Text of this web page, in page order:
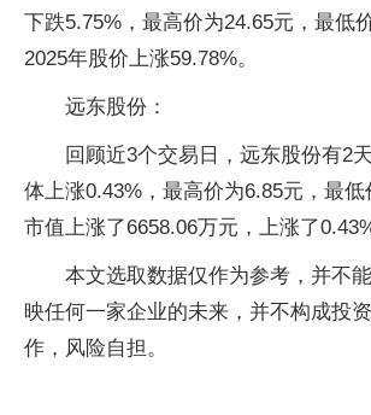
下跌5.75%，最高价为24.65元，最低
2025年股价上涨59.78%。
远东股份：
回顾近3个交易日，远东股份有2
体上涨0.43%，最高价为6.85元，最低
市值上涨了6658.06万元，上涨了0.43%
本文选取数据仅作为参考，并不
映任何一家企业的未来，并不构成投
作，风险自担。